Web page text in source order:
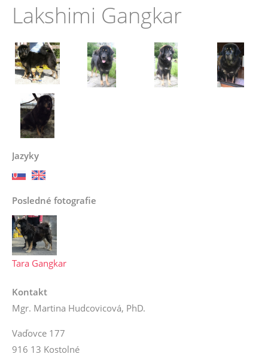
Lakshimi Gangkar
Jazyky
Posledné fotografie
Tara Gangkar
Kontakt
Mgr. Martina Hudcovicová, PhD.
Vaďovce 177
916 13 Kostolné